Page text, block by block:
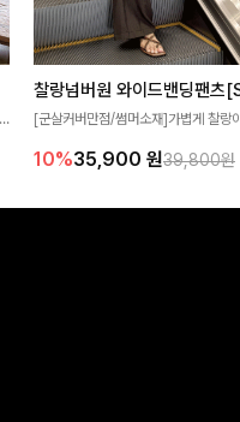
[군살커버만점/썸머소재]가볍게 찰랑
편안하게 착용하실 수 있는 팬츠입니다
감 있는 착용감을 더해드려요!
10%35,900 원39,800원